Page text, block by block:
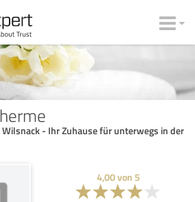
Wilsnack - Ihr Zuhause für unterwegs in der
4,00von 5